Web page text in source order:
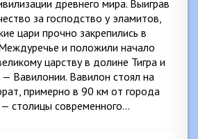
древнего мира. Выиграв
за господство у эламитов,
цари прочно закрепились в
и положили начало
царству в долине Тигра и
Вавилонии. Вавилон стоял на
примерно в 90 км от города
столицы современного…